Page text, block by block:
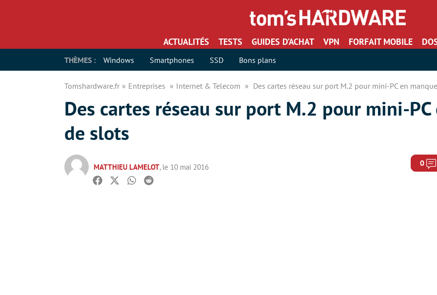
ACTUALITÉS TESTS GUIDES D’ACHAT VPN FORFAIT MOBILE
THÈMES : Windows Smartphones SSD Bons plans
Tomshardware.fr Entreprises Internet & Telecom Des cartes réseau sur port M.2 pour mini-PC en
Des cartes réseau sur port M.2 pour mini-
de slots
MATTHIEU LAMELOT, le 10 mai 2016 0
Facebook
TwitterWhatsapp
Reddit